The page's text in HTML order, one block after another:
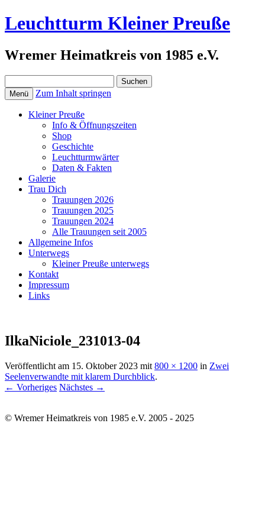
Leuchtturm Kleiner Preuße
Wremer Heimatkreis von 1985 e.V.
nach:
Menü Zum Inhalt springen
Kleiner Preuße
Info & Öffnungszeiten
Shop
Geschichte
Leuchtturmwärter
Daten & Fakten
Galerie
Trau Dich
Trauungen 2026
Trauungen 2025
Trauungen 2024
Alle Trauungen seit 2005
Allgemeine Infos
Unterwegs
Kleiner Preuße unterwegs
Kontakt
Impressum
Links
IlkaNiciole_231013-04
Veröffentlicht am 15. Oktober 2023 mit 800 × 1200 in Zwei
Seelenverwandte mit klarem Durchblick.
← Vorheriges Nächstes →
© Wremer Heimatkreis von 1985 e.V. 2005 - 2025